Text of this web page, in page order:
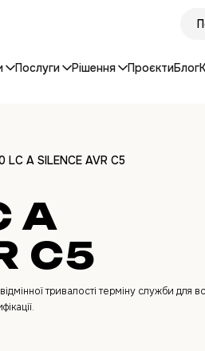
Послуги Рішення ПроєктиБлог
LC A SILENCE AVR C5
A
C5
тривалості терміну служби для